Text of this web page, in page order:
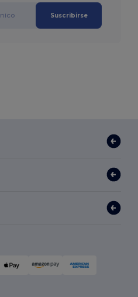
Suscribirse